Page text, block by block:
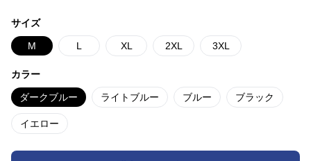
サイズ
M L XL 2XL 3XL
カラー
ダークブルー ライトブルー ブルー ブラック
イエロー